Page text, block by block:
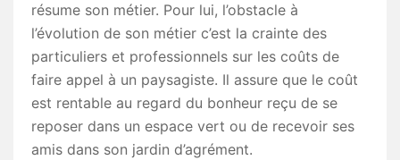
résume son métier. Pour lui, l’obstacle à
l’évolution de son métier c’est la crainte des
particuliers et professionnels sur les coûts de
faire appel à un paysagiste. Il assure que le coût
est rentable au regard du bonheur reçu de se
reposer dans un espace vert ou de recevoir ses
amis dans son jardin d’agrément.